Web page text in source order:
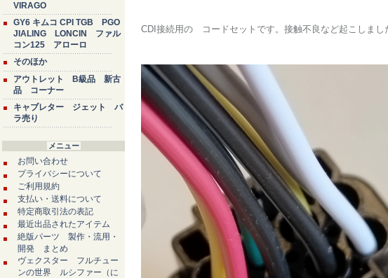
VIRAGO
GY6 キムコ CPI TGB PGO
JIALING LONCIN ファル
コン125 アローロ
そのほか
アウトレット B級品 新古
品 コーナー
キャブレター ジェット バ
ラ売り
メニュー
お問い合わせ
プライバシーについて
ご利用規約
支払い・送料について
特定商取引法の表記
最近出品されたアイテム
絶版パーツ 製作・流用・
開発 まとめ
ヴェクスター フルチュー
ンの世界 ルシファー（に
CDI接続用の コードセットです。接触不良など起こしまし